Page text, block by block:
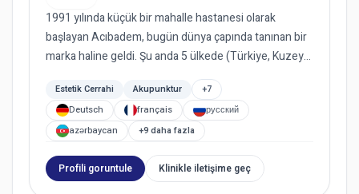
1991 yılında küçük bir mahalle hastanesi olarak
başlayan Acıbadem, bugün dünya çapında tanınan bir
marka haline geldi. Şu anda 5 ülkede (Türkiye, Kuzey
Estetik Cerrahi Akupunktur
+7
Deutsch
français
русский
azərbaycan
+9 daha fazla
Profili goruntule Klinikle iletişime geç